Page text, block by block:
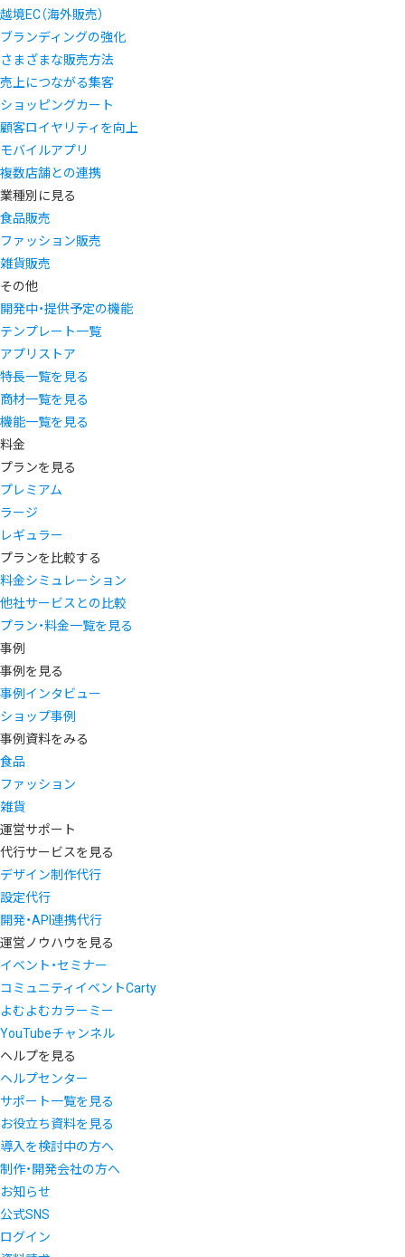
越境EC（海外販売）
ブランディングの強化
さまざまな販売方法
売上につながる集客
ショッピングカート
顧客ロイヤリティを向上
モバイルアプリ
複数店舗との連携
業種別に見る
食品販売
ファッション販売
雑貨販売
その他
開発中・提供予定の機能
テンプレート一覧
アプリストア
特長一覧を見る
商材一覧を見る
機能一覧を見る
料金
プランを見る
プレミアム
ラージ
レギュラー
プランを比較する
料金シミュレーション
他社サービスとの比較
プラン・料金一覧を見る
事例
事例を見る
事例インタビュー
ショップ事例
事例資料をみる
食品
ファッション
雑貨
運営サポート
代行サービスを見る
デザイン制作代行
設定代行
開発・API連携代行
運営ノウハウを見る
イベント・セミナー
コミュニティイベントCarty
よむよむカラーミー
YouTubeチャンネル
ヘルプを見る
ヘルプセンター
サポート一覧を見る
お役立ち資料を見る
導入を検討中の方へ
制作・開発会社の方へ
お知らせ
公式SNS
ログイン